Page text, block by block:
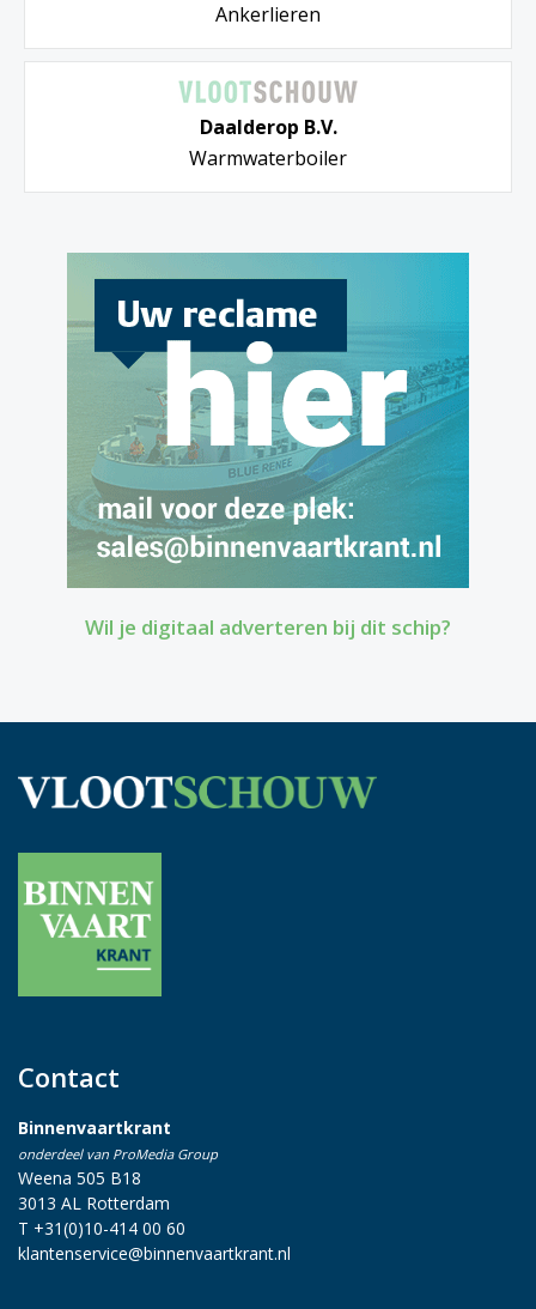
Ankerlieren
Daalderop B.V.
Warmwaterboiler
Wil je digitaal adverteren bij dit schip?
Contact
Binnenvaartkrant
onderdeel van ProMedia Group
Weena 505 B18
3013 AL Rotterdam
T +31(0)10-414 00 60
klantenservice@binnenvaartkrant.nl